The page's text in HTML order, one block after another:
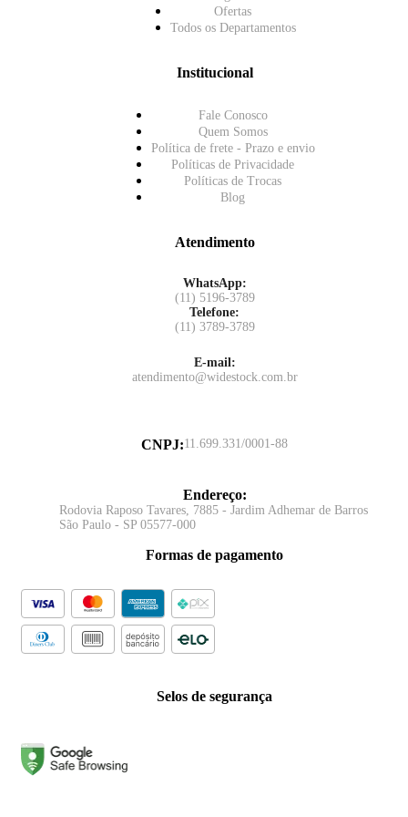
Ofertas
Todos os Departamentos
Institucional
Fale Conosco
Quem Somos
Política de frete - Prazo e envio
Políticas de Privacidade
Políticas de Trocas
Blog
Atendimento
WhatsApp:
(11) 5196-3789
Telefone:
(11) 3789-3789
E-mail:
atendimento@widestock.com.br
CNPJ:11.699.331/0001-88
Endereço:
Rodovia Raposo Tavares, 7885 - Jardim Adhemar de Barros
São Paulo - SP 05577-000
Formas de pagamento
Selos de segurança